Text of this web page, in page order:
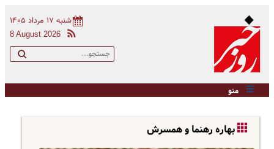
شنبه ۱۷ مرداد ۱۴۰۵
8 August 2026
منو
بهاره رهنما و همسرش